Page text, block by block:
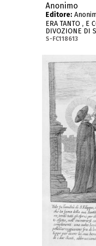
Anonimo
Editore:
ERA TANTO , E
DIVOZIONE DI
S-FC118613